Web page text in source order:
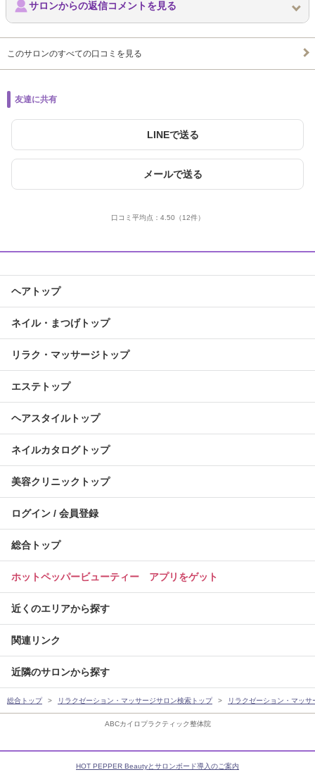
ABCカイロプラクティック整体院
サロンからの返信コメントを見る
このサロンのすべての口コミを見る
友達に共有
LINEで送る
メールで送る
口コミ平均点： 4.50 （12件）
ヘアトップ
ネイル・まつげトップ
リラク・マッサージトップ
エステトップ
ヘアスタイルトップ
ネイルカタログトップ
美容クリニックトップ
ログイン / 会員登録
総合トップ
ホットペッパービューティー アプリをゲット
近くのエリアから探す
関連リンク
近隣のサロンから探す
総合トップ リラクゼーション・マッサージサロン検索トップ リラクゼーション・マッ
HOT PEPPER Beautyとサロンボード導入のご案内